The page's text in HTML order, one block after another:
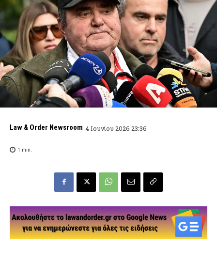
Law & Order Newsroom 4 Ιουνίου 2026 23:36
1 min.